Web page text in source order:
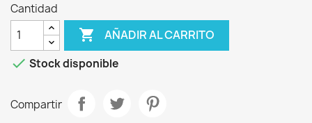
Cantidad
 AÑADIR AL CARRITO
 Stock disponible
Compartir